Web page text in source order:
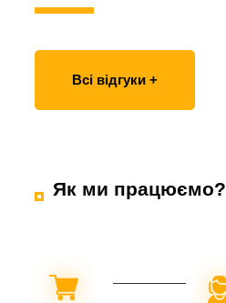
Всі відгуки +
Як ми працюємо?